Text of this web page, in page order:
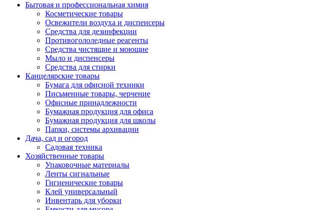
Бытовая и профессиональная химия
Косметические товары
Освежители воздуха и диспенсеры
Средства для дезинфекции
Противогололедные реагенты
Средства чистящие и моющие
Мыло и диспенсеры
Средства для стирки
Канцелярские товары
Бумага для офисной техники
Письменные товары, черчение
Офисные принадлежности
Бумажная продукция для офиса
Бумажная продукция для школы
Папки, системы архивации
Дача, сад и огород
Садовая техника
Хозяйственные товары
Упаковочные материалы
Ленты сигнальные
Гигиенические товары
Клей универсальный
Инвентарь для уборки